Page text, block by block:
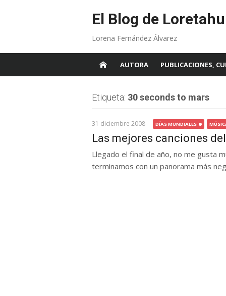
El Blog de
Lorena Fernández Álvarez
AUTORA PUBLICACIONES,
Etiqueta: 30 seconds to mars
31 diciembre 2008 DÍAS MUNDIALES
Las mejores canciones
Llegado el final de año, no me gusta
terminamos con un panorama más